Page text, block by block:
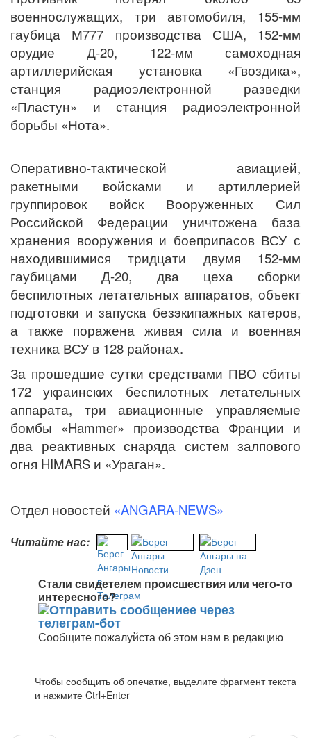
военнослужащих, три автомобиля, 155-мм
гаубица М777 производства США, 152-мм
орудие Д-20, 122-мм самоходная
артиллерийская установка «Гвоздика»,
станция радиоэлектронной разведки
«Пластун» и станция радиоэлектронной
борьбы «Нота».
Оперативно-тактической авиацией,
ракетными войсками и артиллерией
группировок войск Вооруженных Сил
Российской Федерации уничтожена база
хранения вооружения и боеприпасов ВСУ с
находившимися тридцати двумя 152-мм
гаубицами Д-20, два цеха сборки
беспилотных летательных аппаратов, объект
подготовки и запуска безэкипажных катеров,
а также поражена живая сила и военная
техника ВСУ в 128 районах.
За прошедшие сутки средствами ПВО сбиты
172 украинских беспилотных летательных
аппарата, три авиационные управляемые
бомбы «Hammer» производства Франции и
два реактивных снаряда систем залпового
огня HIMARS и «Ураган».
Отдел новостей «ANGARA-NEWS»
Читайте нас:
Стали свидетелем происшествия или чего-то
интересного?
Сообщите пожалуйста об этом нам в редакцию
Чтобы сообщить об опечатке, выделите фрагмент текста
и нажмите Ctrl+Enter